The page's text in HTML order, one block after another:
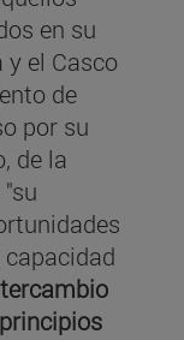
en su
el Casco
de
por su
de la
capacidad